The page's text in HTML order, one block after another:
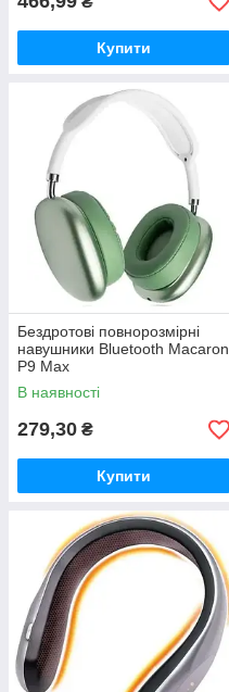
Купити
Бездротові повнорозмірні
навушники Bluetooth Macaron
P9 Max
В наявності
279,30 ₴
Купити